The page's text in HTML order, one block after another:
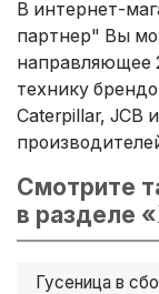
В интернет-
партнер" Вы
направляющее
технику
Caterpillar, JCB
Смотрите
в разделе
Гусеница в